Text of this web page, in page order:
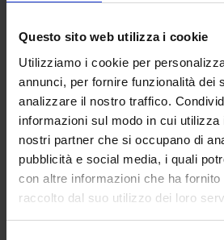
Questo sito web utilizza i cookie
Utilizziamo i cookie per
annunci, per fornire funzionalità dei
analizzare il nostro traffico.
informazioni sul modo in cui
nostri partner che si occupano di
pubblicità e social media, i quali
con altre informazioni che ha
raccolto dal suo utilizzo dei loro
percentuali.
Stesso discorso per i laureati.
30-34 anni solo il 27,9% ha un
universitario o terziario
contro il 42,1% della media
punti in meno dei nostri
A preoccupare sono i giovani
un’occupazione e non
Neet. Nel secondo trimestre